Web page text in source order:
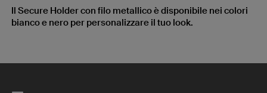
Il Secure Holder con filo metallico è disponibile nei colori
bianco e nero per personalizzare il tuo look.